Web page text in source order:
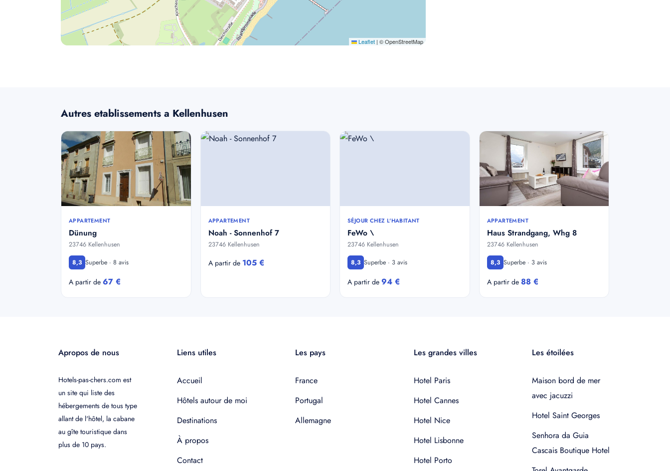
Leaflet | © OpenStreetMap
Autres etablissements a Kellenhusen
APPARTEMENT
Dünung
23746 Kellenhusen
8,3 Superbe · 8 avis
A partir de 67 €
APPARTEMENT
Noah - Sonnenhof 7
23746 Kellenhusen
A partir de 105 €
SÉJOUR CHEZ L'HABITANT
FeWo \
23746 Kellenhusen
8,3 Superbe · 3 avis
A partir de 94 €
APPARTEMENT
Haus Strandgang, Whg 8
23746 Kellenhusen
8,3 Superbe · 3 avis
A partir de 88 €
Apropos de nous
Hotels-pas-chers.com est
un site qui liste des
hébergements de tous type
allant de l'hôtel, la cabane
au gîte touristique dans
plus de 10 pays.
Liens utiles
Accueil
Hôtels autour de moi
Destinations
À propos
Contact
Les pays
France
Portugal
Allemagne
Les grandes villes
Hotel Paris
Hotel Cannes
Hotel Nice
Hotel Lisbonne
Hotel Porto
Les étoilées
Maison bord de mer
avec jacuzzi
Hotel Saint Georges
Senhora da Guia
Cascais Boutique Hotel